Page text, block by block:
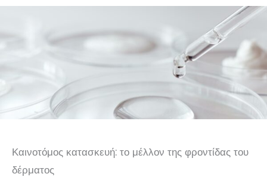
Καινοτόμος κατασκευή: το μέλλον της φροντίδας του
δέρματος